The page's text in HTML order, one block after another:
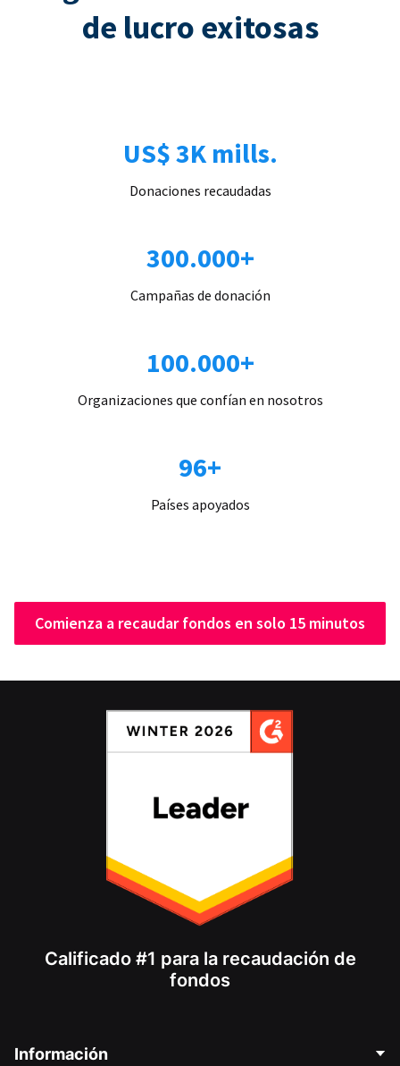
de lucro exitosas
US$ 3K mills.
Donaciones recaudadas
300.000+
Campañas de donación
100.000+
Organizaciones que confían en nosotros
96+
Países apoyados
Comienza a recaudar fondos en solo 15 minutos
Calificado #1 para la recaudación de
fondos
Información